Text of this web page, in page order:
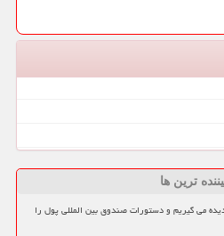
ترین ها
می گیریم و دستورات صندوق بین المللی پول را